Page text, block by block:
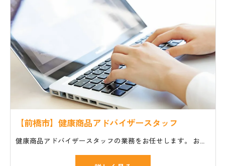
【前橋市】健康商品アドバイザースタッフ
健康商品アドバイザースタッフの業務をお任せします。 お仕事の一般的な流れ ・セミナーやイベント会場への商品や機材の搬入、設置 ・講師や主催者のサポート ・個人のお客様の質問や相談に対応